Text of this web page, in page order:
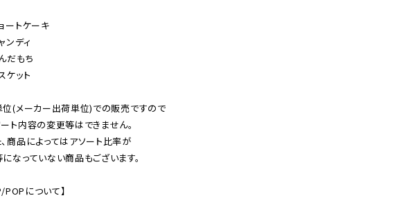
ートケーキ
ンディ
だもち
ケット
位(メーカー出荷単位)での販売ですので
ト内容の変更等はできません。
、商品によってはアソート比率が
なっていない商品もございます。
POPについて】